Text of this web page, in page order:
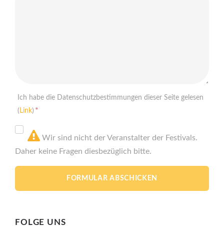
Ich habe die Datenschutzbestimmungen dieser Seite gelesen
( Link) *
Wir sind nicht der Veranstalter der Festivals.
Daher keine Fragen diesbezüglich bitte.
FOLGE UNS